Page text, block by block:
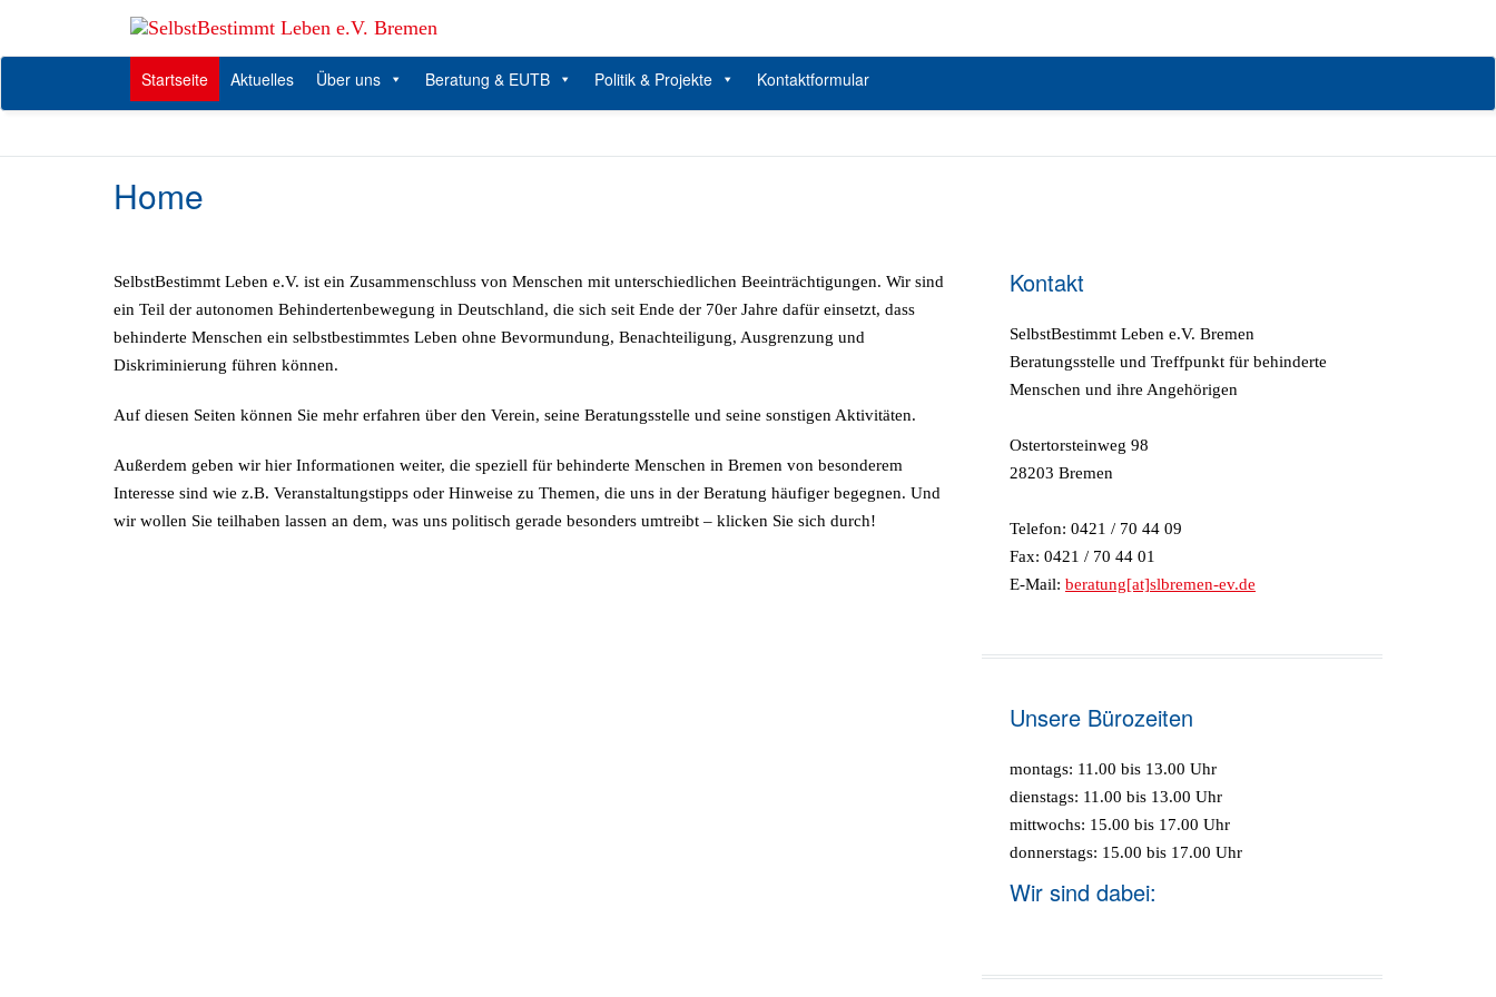
springen
SelbstBestimmt Leben e.V. Bremen
Startseite Aktuelles Über uns Beratung & EUTB Politik & Projekte Kontaktformular
Home
SelbstBestimmt Leben e.V. ist ein Zusammenschluss von Menschen mit unterschiedlichen Beeinträchtigungen. Wir sind
ein Teil der autonomen Behindertenbewegung in Deutschland, die sich seit Ende der 70er Jahre dafür einsetzt, dass
behinderte Menschen ein selbstbestimmtes Leben ohne Bevormundung, Benachteiligung, Ausgrenzung und
Diskriminierung führen können.
Auf diesen Seiten können Sie mehr erfahren über den Verein, seine Beratungsstelle und seine sonstigen Aktivitäten.
Außerdem geben wir hier Informationen weiter, die speziell für behinderte Menschen in Bremen von besonderem
Interesse sind wie z.B. Veranstaltungstipps oder Hinweise zu Themen, die uns in der Beratung häufiger begegnen. Und
wir wollen Sie teilhaben lassen an dem, was uns politisch gerade besonders umtreibt – klicken Sie sich durch!
Kontakt
SelbstBestimmt Leben e.V. Bremen
Beratungsstelle und Treffpunkt für behinderte
Menschen und ihre Angehörigen
Ostertorsteinweg 98
28203 Bremen
Telefon: 0421 / 70 44 09
Fax: 0421 / 70 44 01
E-Mail: beratung[at]slbremen-ev.de
Unsere Bürozeiten
montags: 11.00 bis 13.00 Uhr
dienstags: 11.00 bis 13.00 Uhr
mittwochs: 15.00 bis 17.00 Uhr
donnerstags: 15.00 bis 17.00 Uhr
Wir sind dabei: